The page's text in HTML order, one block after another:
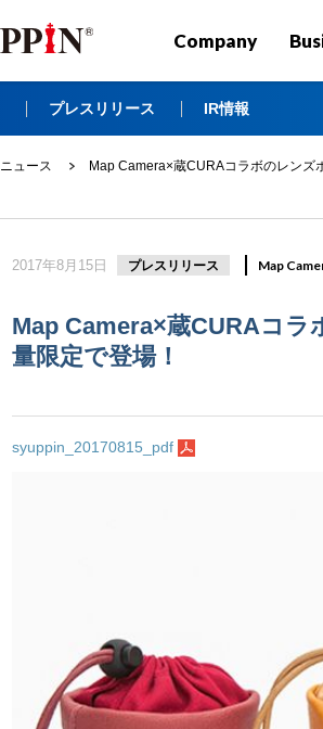
Company
プレスリリース IR情報
ニュース Map Camera×蔵CURAコラボのレンズ
2017年8月15日 プレスリリース Map
Map Camera×蔵CURAコ
量限定で登場！
syuppin_20170815_pdf